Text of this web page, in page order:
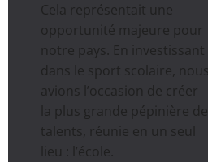
Cela représentait une
opportunité majeure pour
notre pays. En investissant
dans le sport scolaire, nous
avions l’occasion de créer
la plus grande pépinière de
talents, réunie en un seul
lieu : l’école.